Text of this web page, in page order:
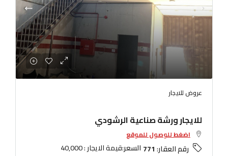
عروض للايجار
للايجار ورشة صناعية الرشودي
اضغط للوصول للموقع
رقم العقار:771 السعر:قيمة الايجار : 40,000